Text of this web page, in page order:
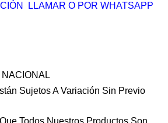
LLAMAR O POR WHATSAPP
Sujetos A Variación Sin Previo
Todos Nuestros Productos Son